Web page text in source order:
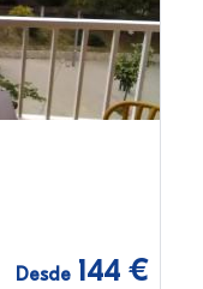
Desde 144 €